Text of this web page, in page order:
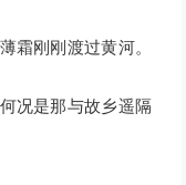
刚刚渡过黄河。
况是那与故乡遥隔